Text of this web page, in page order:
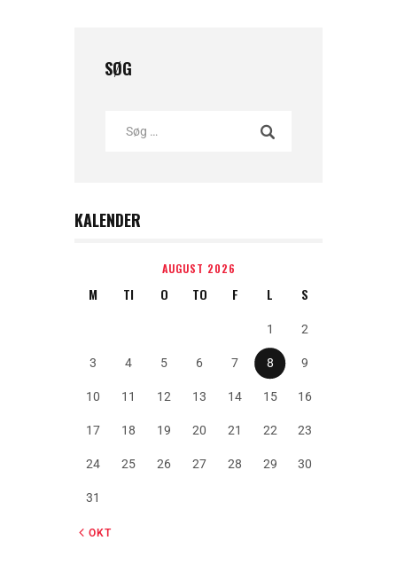
SØG
KALENDER
AUGUST 2026
M TI O TO F L S
1 2
3 4 5 6 7 8 9
10 11 12 13 14 15 16
17 18 19 20 21 22 23
24 25 26 27 28 29 30
31
« OKT